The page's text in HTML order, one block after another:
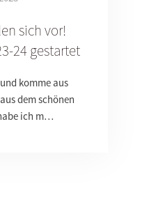
sich vor!
24 gestartet
komme aus
dem schönen
ich m…